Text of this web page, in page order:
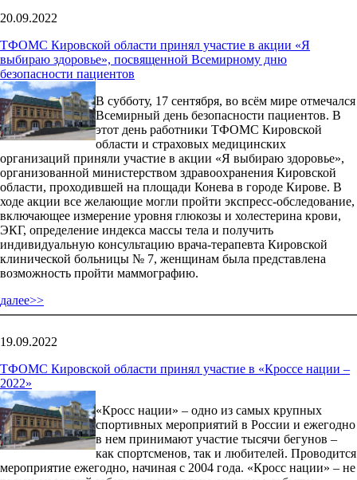
20.09.2022
ТФОМС Кировской области принял участие в акции «Я
выбираю здоровье», посвященной Всемирному дню
безопасности пациентов
В субботу, 17 сентября, во всём мире отмечался
Всемирный день безопасности пациентов. В
этот день работники ТФОМС Кировской
области и страховых медицинских
организаций приняли участие в акции «Я выбираю здоровье»,
организованной министерством здравоохранения Кировской
области, проходившей на площади Конева в городе Кирове. В
ходе акции все желающие могли пройти экспресс-обследование,
включающее измерение уровня глюкозы и холестерина крови,
ЭКГ, определение индекса массы тела и получить
индивидуальную консультацию врача-терапевта Кировской
клинической больницы № 7, женщинам была представлена
возможность пройти маммографию.
далее>>
19.09.2022
ТФОМС Кировской области принял участие в «Кроссе нации –
2022»
«Кросс нации» – одно из самых крупных
спортивных мероприятий в России и ежегодно
в нем принимают участие тысячи бегунов –
как спортсменов, так и любителей. Проводится
мероприятие ежегодно, начиная с 2004 года. «Кросс нации» – не